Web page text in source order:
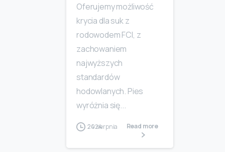
Oferujemy możliwość
krycia dla suk z
rodowodem FCI, z
zachowaniem
najwyższych
standardów
hodowlanych. Pies
wyróżnia się...
24 sierpnia 2024 Read more